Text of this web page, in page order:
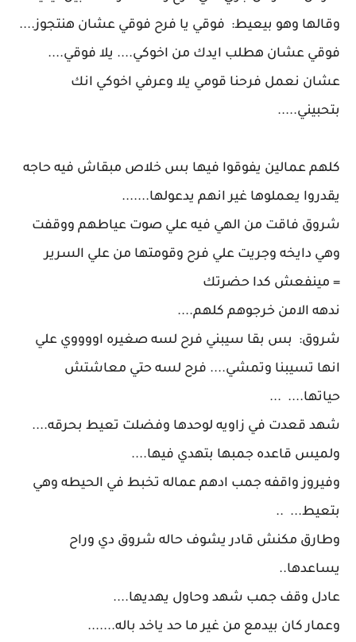
وقالها وهو بيعيط: فوقي يا فرح فوقي عشان هنتجوز....
فوقي عشان هطلب ايدك من اخوكي.... يلا فوقي....
عشان نعمل فرحنا قومي يلا وعرفي اخوكي انك
بتحبيني.....
كلهم عمالين يفوقوا فيها بس خلاص مبقاش فيه حاجه
يقدروا يعملوها غير انهم يدعولها.......
شروق فاقت من الهي فيه علي صوت عياطهم ووقفت
وهي دايخه وجريت علي فرح وقومتها من علي السرير
= مينفعش كدا حضرتك
ندهه الامن خرجوهم كلهم....
شروق: بس بقا سيبني فرح لسه صغيره اووووي علي
انها تسيبنا وتمشي.... فرح لسه حتي معاشتش
حياتها.... ...
شهد قعدت في زاويه لوحدها وفضلت تعيط بحرقه....
ولميس قاعده جمبها بتهدي فيها....
وفيروز واقفه جمب ادهم عماله تخبط في الحيطه وهي
بتعيط... ..
وطارق مكنش قادر يشوف حاله شروق دي وراح
يساعدها..
عادل وقف جمب شهد وحاول يهديها....
وعمار كان بيدمع من غير ما حد ياخد باله.......